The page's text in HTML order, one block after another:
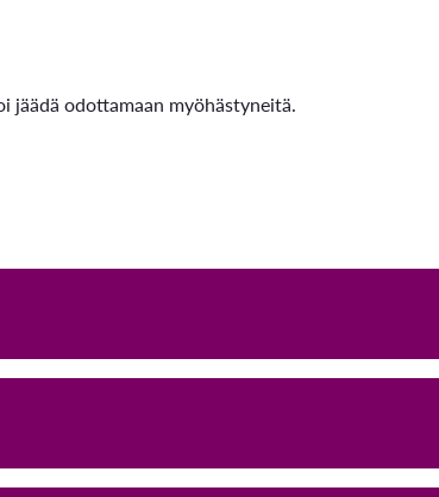
jäädä odottamaan myöhästyneitä.